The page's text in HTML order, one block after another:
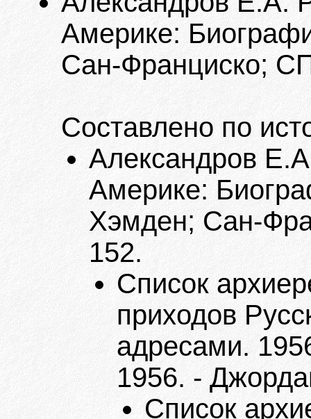
Америке:
Сан-Франциско;
Составлено по
Александров
Америке:
Хэмден; Сан-
152.
Список
приходов
адресами.
1956. -
Список